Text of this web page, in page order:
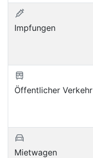
Impfungen
Öffentlicher Verkehr
Mietwagen